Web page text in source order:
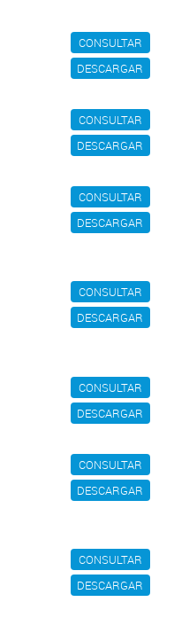
CONSULTAR
DESCARGAR
CONSULTAR
DESCARGAR
CONSULTAR
DESCARGAR
CONSULTAR
DESCARGAR
CONSULTAR
DESCARGAR
CONSULTAR
DESCARGAR
CONSULTAR
DESCARGAR